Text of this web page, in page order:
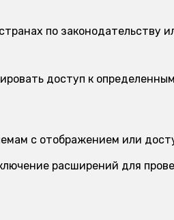
по законодательству
доступ к
с отображением или
расширений для